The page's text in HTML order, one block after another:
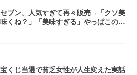
セブン、人気すぎて再々販売→「クソ美
味くね？」「美味すぎる」やっぱこのク
宝くじ当選で貧乏女性が人生変えた実話